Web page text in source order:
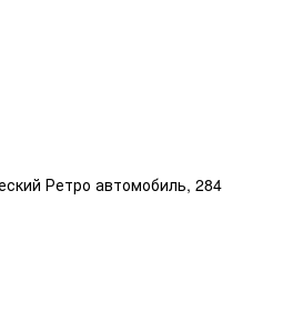
Ретро автомобиль, 284